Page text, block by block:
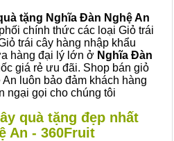
tặng Nghĩa Đàn Nghệ An
chính thức các loại Giỏ trái
trái cây hàng nhập khẩu
hàng đại lý lớn ở Nghĩa Đàn
giá rẻ ưu đãi. Shop bán giỏ
luôn bảo đảm khách hàng
ngại gọi cho chúng tôi
quà tặng đẹp nhất
An - 360Fruit